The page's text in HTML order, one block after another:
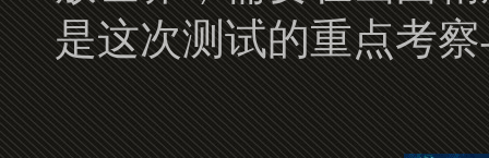
是这次测试的重点考